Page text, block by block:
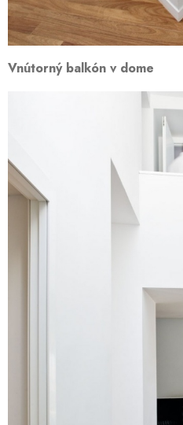
Vnútorný balkón v dome